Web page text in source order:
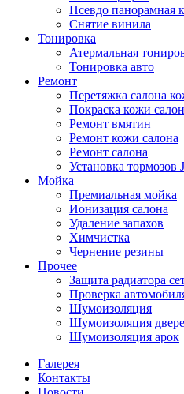
Псевдо панорамная
Снятие винила
Тонировка
Атермальная
Тонировка авто
Ремонт
Перетяжка салона
Покраска кожи
Ремонт вмятин
Ремонт кожи салона
Ремонт салона
Установка тормозов
Мойка
Премиальная мойка
Ионизация салона
Удаление запахов
Химчистка
Чернение резины
Прочее
Защита радиатора
Проверка
Шумоизоляция
Шумоизоляция
Шумоизоляция арок
Галерея
Контакты